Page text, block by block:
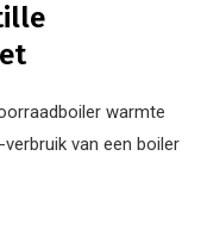
warmte
van een boiler